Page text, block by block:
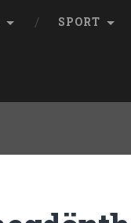
SPORT